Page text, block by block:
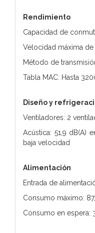
Rendimiento
Capacidad de
Velocidad máxima
Método de
Tabla MAC: Hasta
Diseño y
Ventiladores: 2
Acústica: 51,9 dB(A)
baja velocidad
Alimentación
Entrada de
Consumo máximo:
Consumo en espera: